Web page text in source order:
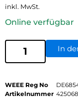
inkl. MwSt.
Online verfügbar
In
WEEE Reg No
Artikelnummer